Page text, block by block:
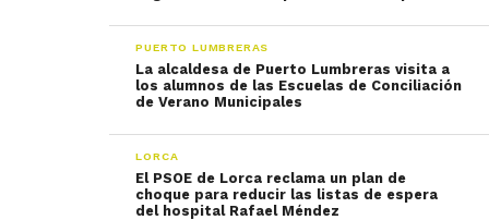
PUERTO LUMBRERAS
La alcaldesa de Puerto Lumbreras visita a
los alumnos de las Escuelas de Conciliación
de Verano Municipales
LORCA
El PSOE de Lorca reclama un plan de
choque para reducir las listas de espera
del hospital Rafael Méndez